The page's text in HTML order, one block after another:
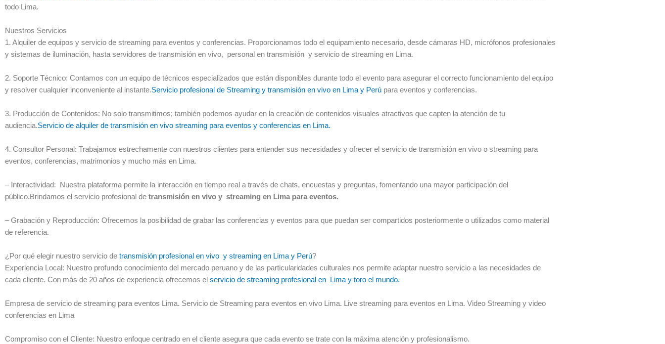
todo Lima.
Nuestros Servicios
1. Alquiler de equipos y servicio de streaming para eventos y conferencias. Proporcionamos todo el equipamiento necesario, desde cámaras HD, micrófonos profesionales
y sistemas de iluminación, hasta servidores de transmisión en vivo, personal en transmisión y servicio de streaming en Lima.
2. Soporte Técnico: Contamos con un equipo de técnicos especializados que están disponibles durante todo el evento para asegurar el correcto funcionamiento del equipo
y resolver cualquier inconveniente al instante.Servicio profesional de Streaming y transmisión en vivo en Lima y Perú para eventos y conferencias.
3. Producción de Contenidos: No solo transmitimos; también podemos ayudar en la creación de contenidos visuales atractivos que capten la atención de tu
audiencia.Servicio de alquiler de transmisión en vivo streaming para eventos y conferencias en Lima.
4. Consultor Personal: Trabajamos estrechamente con nuestros clientes para entender sus necesidades y ofrecer el servicio de transmisión en vivo o streaming para
eventos, conferencias, matrimonios y mucho más en Lima.
– Interactividad: Nuestra plataforma permite la interacción en tiempo real a través de chats, encuestas y preguntas, fomentando una mayor participación del
público.Brindamos el servicio profesional de transmisión en vivo y streaming en Lima para eventos.
– Grabación y Reproducción: Ofrecemos la posibilidad de grabar las conferencias y eventos para que puedan ser compartidos posteriormente o utilizados como material
de referencia.
¿Por qué elegir nuestro servicio de transmisión profesional en vivo y streaming en Lima y Perú?
Experiencia Local: Nuestro profundo conocimiento del mercado peruano y de las particularidades culturales nos permite adaptar nuestro servicio a las necesidades de
cada cliente. Con más de 20 años de experiencia ofrecemos el servicio de streaming profesional en Lima y toro el mundo.
Empresa de servicio de streaming para eventos Lima. Servicio de Streaming para eventos en vivo Lima. Live streaming para eventos en Lima. Video Streaming y video
conferencias en Lima
Compromiso con el Cliente: Nuestro enfoque centrado en el cliente asegura que cada evento se trate con la máxima atención y profesionalismo.